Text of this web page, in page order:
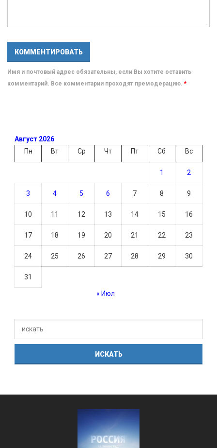
Имя и почтовый адрес обязательны, если Вы хотите оставить
комментарий. Все комментарии проходят премодерацию. *
Август 2026
Пн
Вт Ср Чт Пт Сб Вс
1 2
3 4 5 6 7 8 9
10 11 12 13 14 15 16
17 18 19 20 21 22 23
24 25 26 27 28 29 30
31
« Июл